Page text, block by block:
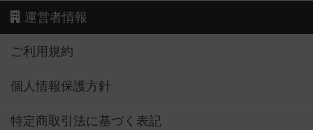
運営者情報
ご利用規約
個人情報保護方針
特定商取引法に基づく表記